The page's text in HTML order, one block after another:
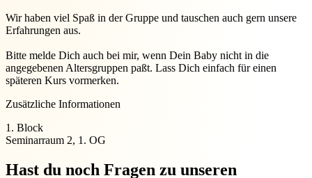
Wir haben viel Spaß in der Gruppe und tauschen auch gern unsere
Erfahrungen aus.
Bitte melde Dich auch bei mir, wenn Dein Baby nicht in die
angegebenen Altersgruppen paßt. Lass Dich einfach für einen
späteren Kurs vormerken.
Zusätzliche Informationen
1. Block
Seminarraum 2, 1. OG
Hast du noch Fragen zu unseren